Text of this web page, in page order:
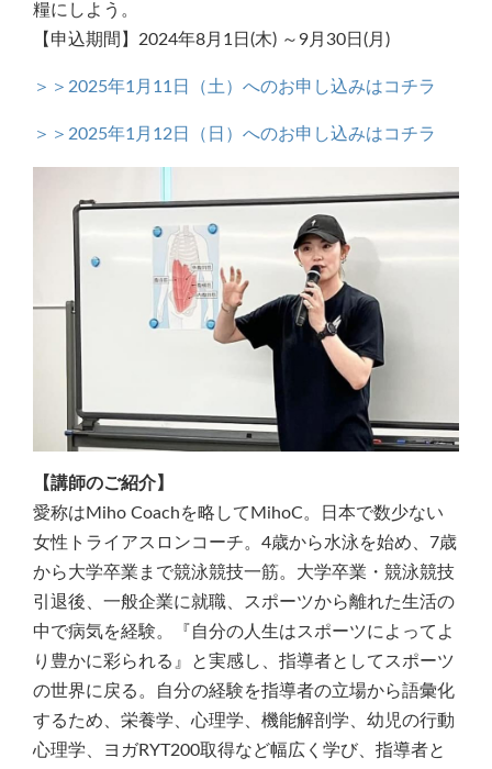
糧にしよう。
【申込期間】2024年8月1日(木) ～9月30日(月)
＞＞2025年1月11日（土）へのお申し込みはコチラ
＞＞2025年1月12日（日）へのお申し込みはコチラ
【講師のご紹介】
愛称はMiho Coachを略してMihoC。日本で数少ない
女性トライアスロンコーチ。4歳から水泳を始め、7歳
から大学卒業まで競泳競技一筋。大学卒業・競泳競技
引退後、一般企業に就職、スポーツから離れた生活の
中で病気を経験。『自分の人生はスポーツによってよ
り豊かに彩られる』と実感し、指導者としてスポーツ
の世界に戻る。自分の経験を指導者の立場から語彙化
するため、栄養学、心理学、機能解剖学、幼児の行動
心理学、ヨガRYT200取得など幅広く学び、指導者と